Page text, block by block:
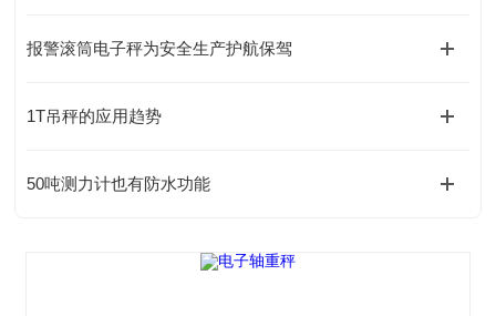
报警滚筒电子秤为安全生产护航保驾
1T吊秤的应用趋势
50吨测力计也有防水功能